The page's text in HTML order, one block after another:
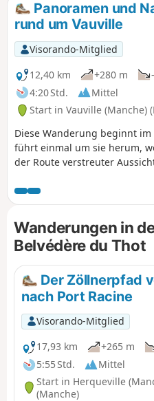
Panoramen und
rund um Vauville
Visorando-Mitglied
12,40 km
+280 m
4:20 Std.
Mittel
Start in Vauville (Manche)
Diese Wanderung beginnt
führt einmal um sie herum,
der Route verstreuter
Wanderungen in
Belvédère du Thot
Der Zöllnerpfad
nach Port Racine
Visorando-Mitglied
17,93 km
+265 m
5:55 Std.
Mittel
Start in Herqueville
(Manche)